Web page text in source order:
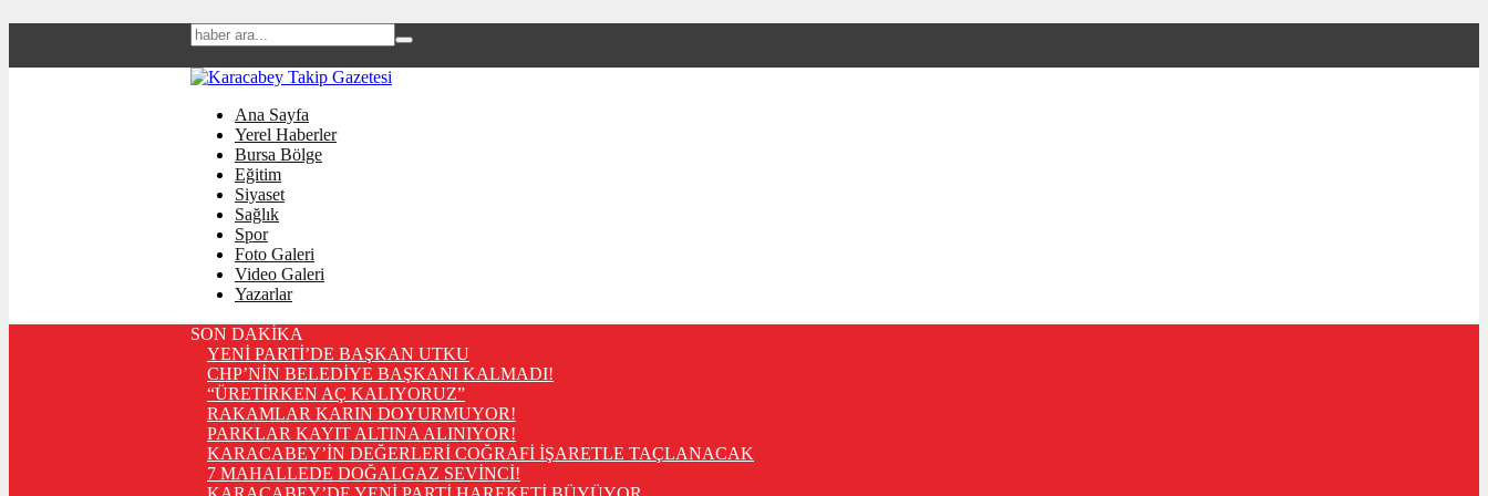
Ana Sayfa
Yerel Haberler
Bursa Bölge
Eğitim
Siyaset
Sağlık
Spor
Foto Galeri
Video Galeri
Yazarlar
SON DAKİKA
YENİ PARTİ’DE BAŞKAN UTKU
CHP’NİN BELEDİYE BAŞKANI KALMADI!
“ÜRETİRKEN AÇ KALIYORUZ”
RAKAMLAR KARIN DOYURMUYOR!
PARKLAR KAYIT ALTINA ALINIYOR!
KARACABEY’İN DEĞERLERİ COĞRAFİ İŞARETLE TAÇLANACAK
7 MAHALLEDE DOĞALGAZ SEVİNCİ!